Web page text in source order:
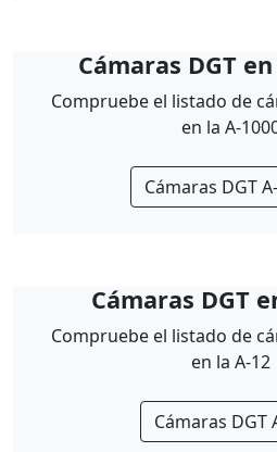
Cámaras DGT
Compruebe el listado de
en la A-
Cámaras DGT
Cámaras DGT
Compruebe el listado de
en la A-12
Cámaras DGT